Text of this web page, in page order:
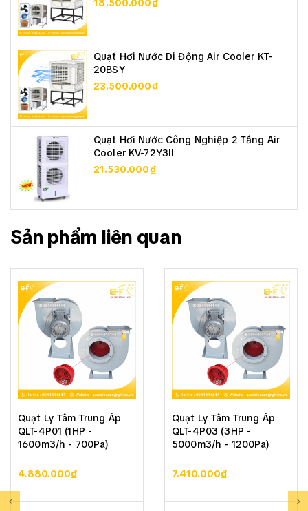
18.500.000₫
Quạt Hơi Nước Di Động Air Cooler KT-
20BSY
23.500.000₫
Quạt Hơi Nước Công Nghiệp 2 Tầng Air
Cooler KV-72Y3II
21.530.000₫
Sản phẩm liên quan
Quạt Ly Tâm Trung Áp
QLT-4P01 (1HP -
1600m3/h - 700Pa)
4.880.000₫
Quạt Ly Tâm Trung Áp
QLT-4P03 (3HP -
5000m3/h - 1200Pa)
7.410.000₫